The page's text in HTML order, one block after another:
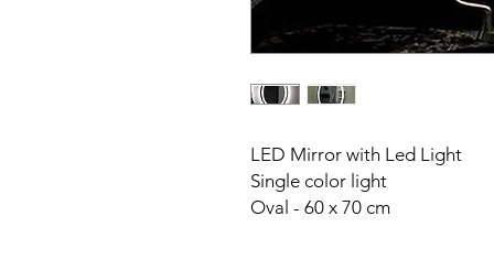
LED Mirror with Led Light
Single color light
Oval - 60 x 70 cm